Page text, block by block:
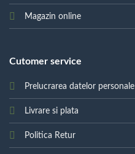
Magazin online
Cutomer service
Prelucrarea datelor personale
Livrare si plata
Politica Retur